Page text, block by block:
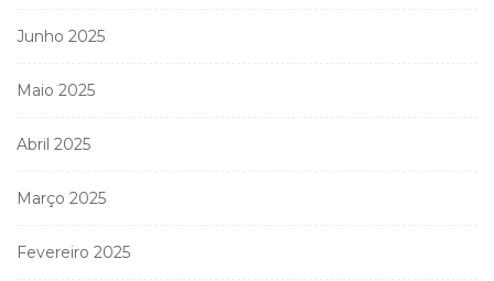
Junho 2025
Maio 2025
Abril 2025
Março 2025
Fevereiro 2025